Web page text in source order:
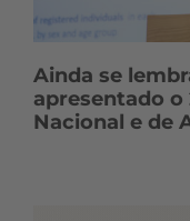
Ainda se
apresentado
Nacional e de